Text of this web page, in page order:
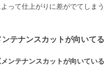
よって仕上がりに差がでてしま
ンテナンスカットが向いて
メンテナンスカットが向いている